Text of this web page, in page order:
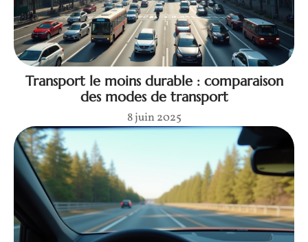
Transport le moins durable : comparaison
des modes de transport
8 juin 2025